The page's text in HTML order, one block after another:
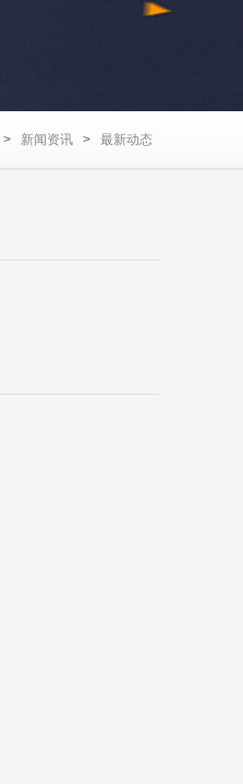
> 新闻资讯 > 最新动态